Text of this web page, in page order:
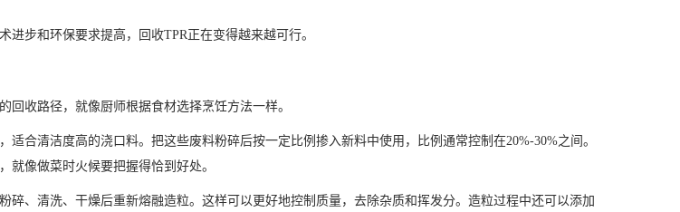
进步和环保要求提高，回收TPR正在变得越来越可行。
回收路径，就像厨师根据食材选择烹饪方法一样。
适合清洁度高的浇口料。把这些废料粉碎后按一定比例掺入新料中使用，比例通常控制在20%-30%之间。
就像做菜时火候要把握得恰到好处。
碎、清洗、干燥后重新熔融造粒。这样可以更好地控制质量，去除杂质和挥发分。造粒过程中还可以添加